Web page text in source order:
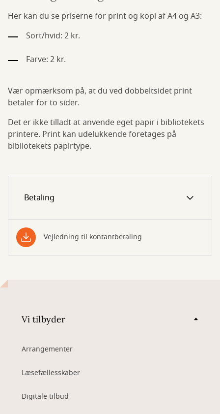
Her kan du se priserne for print og kopi af A4 og A3:
Sort/hvid: 2 kr.
Farve: 2 kr.
Vær opmærksom på, at du ved dobbeltsidet print
betaler for to sider.
Det er ikke tilladt at anvende eget papir i bibliotekets
printere. Print kan udelukkende foretages på
bibliotekets papirtype.
Betaling
Vejledning til kontantbetaling
Vi tilbyder
Arrangementer
Læsefællesskaber
Digitale tilbud